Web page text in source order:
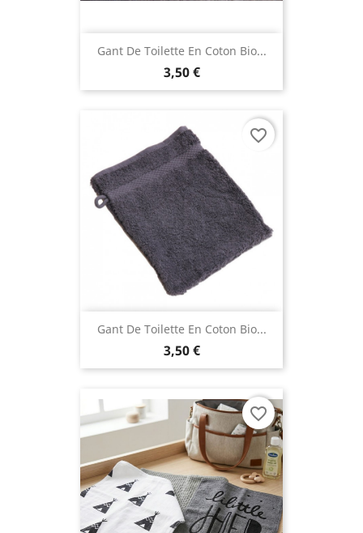
Gant De Toilette En Coton Bio...
3,50 €
Gant De Toilette En Coton Bio...
3,50 €
favorite_border
favorite_border